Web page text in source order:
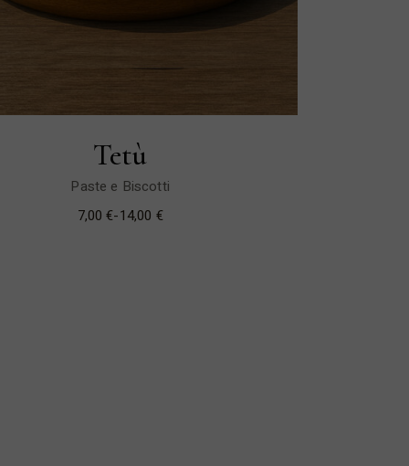
Tetù
Paste e Biscotti
7,00€-14,00 €
Fascia